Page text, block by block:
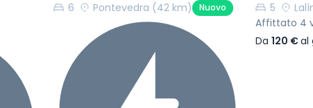
6
Pontevedra (42 km) Nuovo
5
Affittato 4
Da120 €al